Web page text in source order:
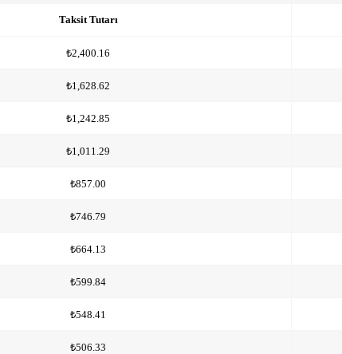
Taksit Tutarı
₺2,400.16
₺1,628.62
₺1,242.85
₺1,011.29
₺857.00
₺746.79
₺664.13
₺599.84
₺548.41
₺506.33